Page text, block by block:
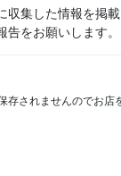
集した情報を掲
告をお願いします。
されませんのでお店